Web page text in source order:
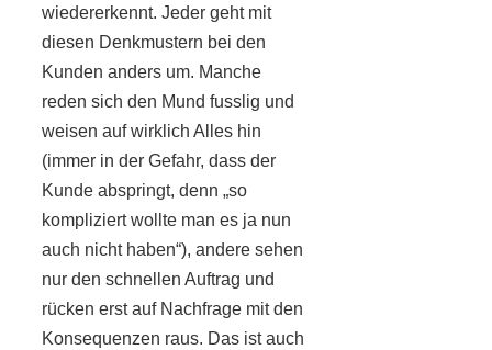
wiedererkennt. Jeder geht mit
diesen Denkmustern bei den
Kunden anders um. Manche
reden sich den Mund fusslig und
weisen auf wirklich Alles hin
(immer in der Gefahr, dass der
Kunde abspringt, denn „so
kompliziert wollte man es ja nun
auch nicht haben“), andere sehen
nur den schnellen Auftrag und
rücken erst auf Nachfrage mit den
Konsequenzen raus. Das ist auch